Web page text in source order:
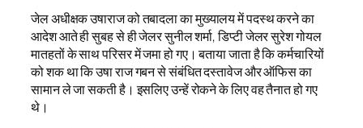
जेल अधीक्षक उषाराज को तबादला का मुख्यालय में पदस्थ करने का
आदेश आते ही सुबह से ही जेलर सुनील शर्मा, डिप्टी जेलर सुरेश गोयल
मातहतों के साथ परिसर में जमा हो गए। बताया जाता है कि कर्मचारियों
को शक था कि उषा राज गबन से संबंधित दस्तावेज और ऑफिस का
सामान ले जा सकती है। इसलिए उन्हें रोकने के लिए वह तैनात हो गए
थे।